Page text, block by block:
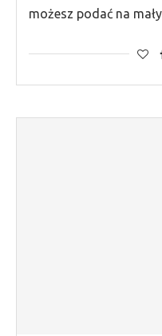
możesz podać na